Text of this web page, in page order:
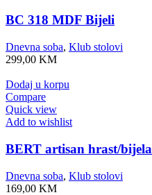
BC 318 MDF Bijeli
Dnevna soba, Klub stolovi
299,00 KM
Dodaj u korpu
Compare
Quick view
Add to wishlist
BERT artisan hrast/bijela
Dnevna soba, Klub stolovi
169,00 KM